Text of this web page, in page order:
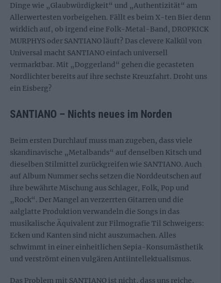
Dinge wie „Glaubwürdigkeit“ und „Authentizität“ am
Allerwertesten vorbeigehen. Fällt es beim X-ten Bier denn
wirklich auf, ob irgend eine Folk-Metal-Band, DROPKICK
MURPHYS oder SANTIANO läuft? Das clevere Kalkül von
Universal macht SANTIANO einfach universell
vermarktbar. Mit „Doggerland“ gehen die gecasteten
Nordlichter bereits auf ihre sechste Kreuzfahrt. Droht uns
ein Eisberg?
SANTIANO – Nichts neues im Norden
Beim ersten Durchlauf muss man zugeben, dass viele
skandinavische „Metalbands“ auf denselben Kitsch und
dieselben Stilmittel zurückgreifen wie SANTIANO. Auch
auf Album Nummer sechs setzen die Norddeutschen auf
ihre bewährte Mischung aus Schlager, Folk, Pop und
„Rock“. Der Mangel an verzerrten Gitarren und die
aalglatte Produktion verwandeln die Songs in das
musikalische Äquivalent zur Filmografie Til Schweigers:
Ecken und Kanten sind nicht auszumachen. Alles
schwimmt in einer einheitlichen Sepia-Konsumästhetik
und verströmt einen vulgären Antiintellektualismus.
Das Problem mit SANTIANO ist nicht, dass uns reiche,